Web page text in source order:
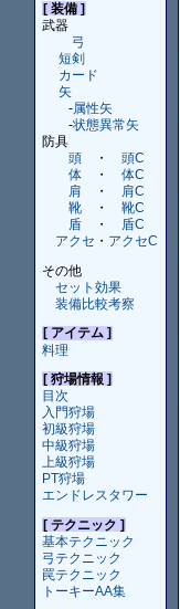
[ 装備 ]
武器
弓
短剣
カード
矢
-属性矢
-状態異常矢
防具
頭
・
頭C
体
・
体C
肩
・
肩C
靴
・
靴C
盾
・
盾C
アクセ ・ アクセC
その他
セット効果
装備比較考察
[ アイテム ]
料理
[ 狩場情報 ]
目次
入門狩場
初級狩場
中級狩場
上級狩場
PT狩場
エンドレスタワー
[ テクニック ]
基本テクニック
弓テクニック
罠テクニック
トーキーAA集